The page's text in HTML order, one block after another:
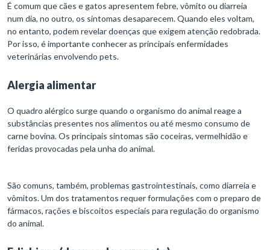
É comum que cães e gatos apresentem febre, vômito ou diarreia
num dia, no outro, os sintomas desaparecem. Quando eles voltam,
no entanto, podem revelar doenças que exigem atenção redobrada.
Por isso, é importante conhecer as principais enfermidades
veterinárias envolvendo pets.
Alergia alimentar
O quadro alérgico surge quando o organismo do animal reage a
substâncias presentes nos alimentos ou até mesmo consumo de
carne bovina. Os principais sintomas são coceiras, vermelhidão e
feridas provocadas pela unha do animal.
São comuns, também, problemas gastrointestinais, como diarreia e
vômitos. Um dos tratamentos requer formulações com o preparo de
fármacos, rações e biscoitos especiais para regulação do organismo
do animal.